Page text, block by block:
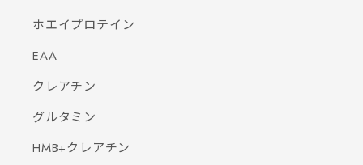
ホエイプロテイン
EAA
クレアチン
グルタミン
HMB+クレアチン